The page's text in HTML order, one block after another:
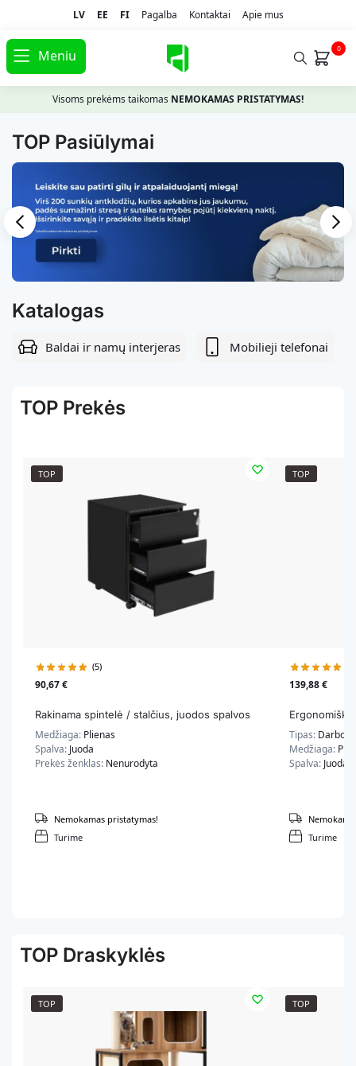
LV EE FI Pagalba Kontaktai Apie mus
Meniu 0
Visoms prekėms taikomas NEMOKAMAS PRISTATYMAS!
Katalogas
Baldai ir namų interjeras Mobilieji telefonai
TOP Pasiūlymai
TOP Prekės
TOP
(5)
90,67€
Rakinama spintelė / stalčius, juodos spalvos
Medžiaga: Plienas
Spalva: Juoda
Prekės ženklas: Nenurodyta
Turime
Nemokamas pristatymas!
TOP
139,88€
Tipas: Darbo
Medžiaga:
Spalva: Juoda
Turime
TOP Draskyklės
TOP TOP